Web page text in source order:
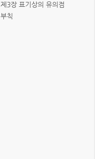
제3장 표기상의 유의점
부칙